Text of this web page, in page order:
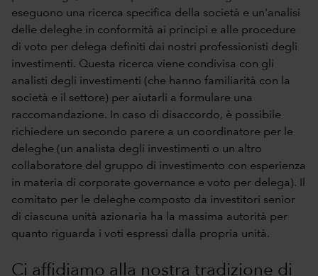
eseguono una ricerca specifica della società e un'analisi
delle deleghe in conformità ai principi e alle procedure
di voto per delega definiti dai nostri professionisti degli
investimenti. Questa ricerca viene condivisa con gli
analisti degli investimenti (che hanno familiarità con la
società e il settore) per aiutarli a formulare una
raccomandazione. In caso di disaccordo, è possibile
richiedere un secondo parere a un coordinatore per le
deleghe (un analista degli investimenti o un altro
collaboratore del gruppo di investimento con esperienza
in materia di corporate governance e voto per delega). Il
comitato per le deleghe composto da investitori senior
di ciascuna unità azionaria ha la massima autorità per
quanto riguarda i voti espressi dalla propria unità.
Ci affidiamo alla nostra tradizione di